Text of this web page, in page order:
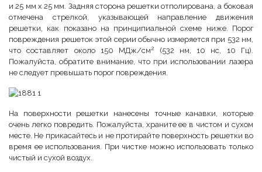
и 25 мм х 25 мм. Задняя сторона решетки отполирована, а боковая
отмечена стрелкой, указывающей направление движения
решетки, как показано на принципиальной схеме ниже. Порог
повреждения решеток этой серии обычно измеряется при 532 нм,
что составляет около 150 МДж/см2
(532 нм, 10 нс, 10 Гц).
Пожалуйста, обратите внимание, что при использовании лазера
не следует превышать порог повреждения.
На поверхности решетки нанесены точные канавки, которые
очень легко повредить. Пожалуйста, храните ее в чистом и сухом
месте. Не прикасайтесь и не протирайте поверхность решетки во
время ее использования. При чистке можно использовать только
чистый и сухой воздух.